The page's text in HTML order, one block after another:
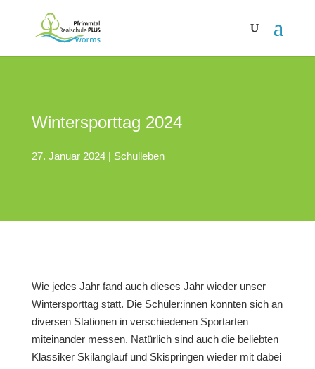
Wintersporttag 2024
27. Januar 2024| Schulleben
Wie jedes Jahr fand auch dieses Jahr wieder unser
Wintersporttag statt. Die Schüler:innen konnten sich an
diversen Stationen in verschiedenen Sportarten
miteinander messen. Natürlich sind auch die beliebten
Klassiker Skilanglauf und Skispringen wieder mit dabei